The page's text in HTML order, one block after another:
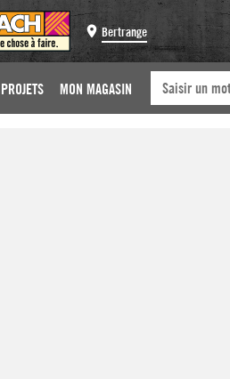
Bertrange
PROJETS MON MAGASIN